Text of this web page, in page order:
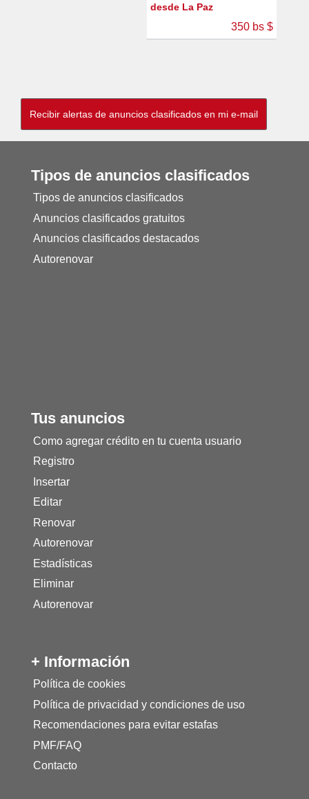
desde La Paz
350 bs $
Tipos de anuncios clasificados
Tipos de anuncios clasificados
Anuncios clasificados gratuitos
Anuncios clasificados destacados
Autorenovar
Tus anuncios
Como agregar crédito en tu cuenta usuario
Registro
Insertar
Editar
Renovar
Autorenovar
Estadísticas
Eliminar
Autorenovar
+ Información
Política de cookies
Política de privacidad y condiciones de uso
Recomendaciones para evitar estafas
PMF/FAQ
Contacto